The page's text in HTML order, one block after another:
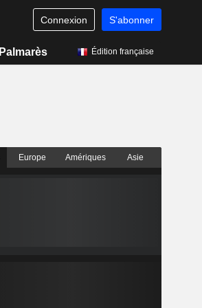
Connexion S'abonner
Palmarès Édition française
Europe Amériques Asie